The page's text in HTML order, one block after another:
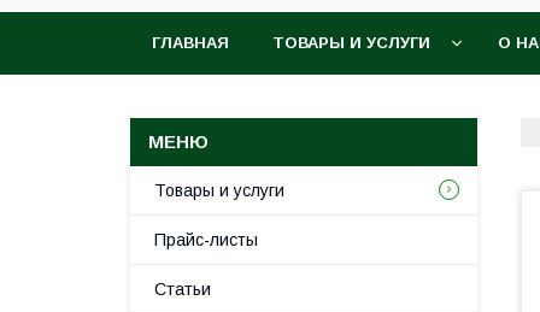
ГЛАВНАЯ ТОВАРЫ И УСЛУГИ О
Товары и услуги
Прайс-листы
Статьи